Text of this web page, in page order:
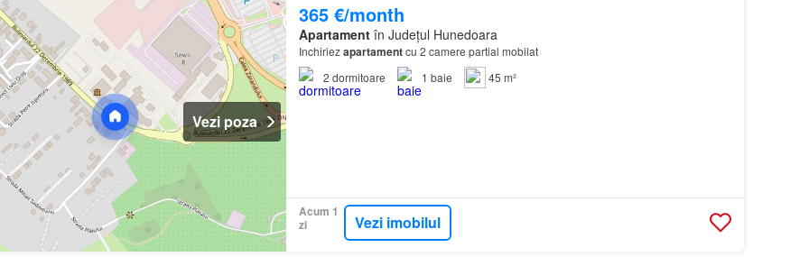
Vezi poza
365 €/month
Apartamentîn Județul Hunedoara
Inchiriezapartamentcu 2 camere partial mobilat
2 dormitoare 1 baie 45 m²
Acum 1
zi
Vezi imobilul